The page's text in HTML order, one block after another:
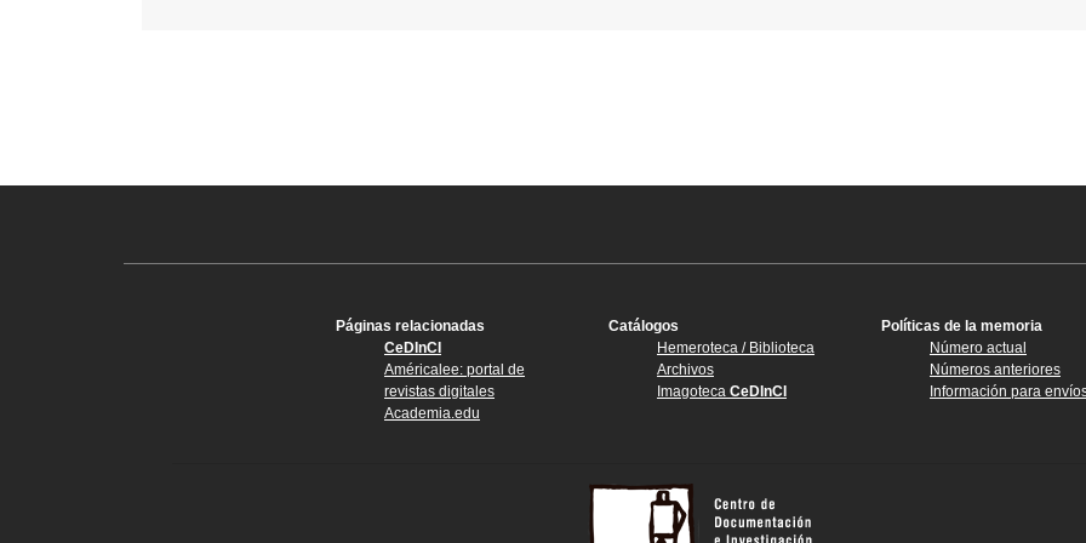
Páginas relacionadas
CeDInCI
Américalee: portal de
revistas digitales
Academia.edu
Catálogos
Hemeroteca / Biblioteca
Archivos
Imagoteca CeDInCI
Políticas de la memoria
Número actual
Números anteriores
Información para